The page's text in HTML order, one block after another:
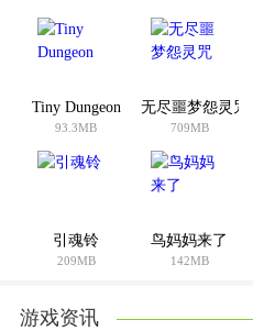
Tiny Dungeon
93.3MB
无尽噩梦怨灵咒
709MB
引魂铃
209MB
鸟妈妈来了
142MB
游戏资讯